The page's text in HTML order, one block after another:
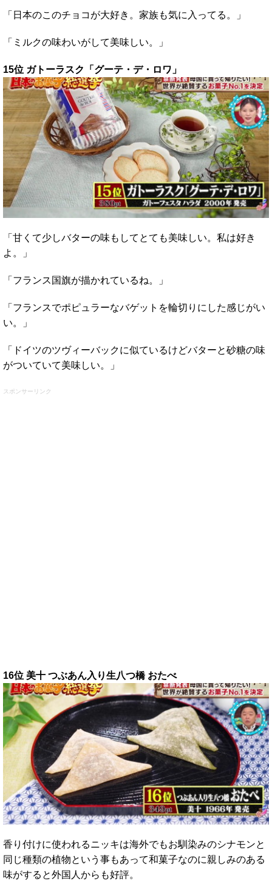
「日本のこのチョコが大好き。家族も気に入ってる。」
「ミルクの味わいがして美味しい。」
15位 ガトーラスク「グーテ・デ・ロワ」
「甘くて少しバターの味もしてとても美味しい。私は好き
よ。」
「フランス国旗が描かれているね。」
「フランスでポピュラーなバゲットを輪切りにした感じがい
い。」
「ドイツのツヴィーバックに似ているけどバターと砂糖の味
がついていて美味しい。」
スポンサーリンク
16位 美十 つぶあん入り生八つ橋 おたべ
香り付けに使われるニッキは海外でもお馴染みのシナモンと
同じ種類の植物という事もあって和菓子なのに親しみのある
味がすると外国人からも好評。